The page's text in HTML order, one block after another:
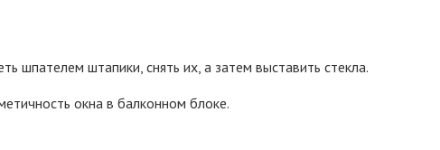
шпателем штапики, снять их, а затем выставить стекла.
окна в балконном блоке.